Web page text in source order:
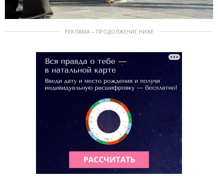
РЕКЛАМА – ПРОДОЛЖЕНИЕ НИЖЕ